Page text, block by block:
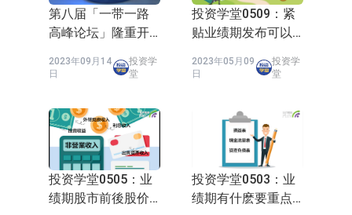
第八届「一带一路
高峰论坛」隆重开
合作备忘录和协议
2023年09月14
日
投资学
堂
投资学堂0509：紧
贴业绩期发布可以
2023年05月09
日
投资学
堂
投资学堂0505：业
绩期股市前後股价
投资学堂0503：业
绩期有什麽要重点